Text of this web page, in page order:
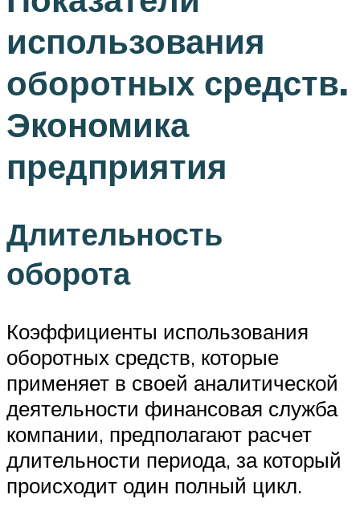
использования
оборотных средств.
Экономика
предприятия
Длительность
оборота
Коэффициенты использования
оборотных средств, которые
применяет в своей аналитической
деятельности финансовая служба
компании, предполагают расчет
длительности периода, за который
происходит один полный цикл.